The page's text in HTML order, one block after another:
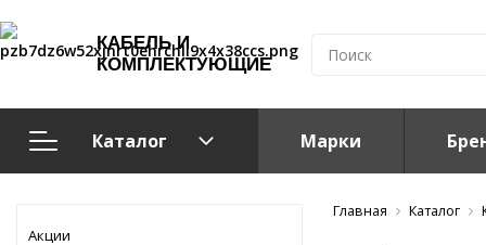
КАБЕЛЬ И
КОМПЛЕКТУЮЩИЕ
Каталог
Кабельно-проводниковая продукция
Марки
Акции
Главная Каталог